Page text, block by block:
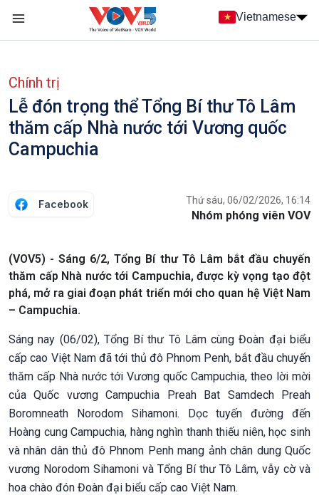
Nhảy đến nội dung
Vietnamese
Chính trị
Lễ đón trọng thể Tổng Bí thư Tô Lâm
thăm cấp Nhà nước tới Vương quốc
Campuchia
Facebook Thứ sáu, 06/02/2026, 16:14
Nhóm phóng viên VOV
(VOV5) - Sáng 6/2, Tổng Bí thư Tô Lâm bắt đầu chuyến
thăm cấp Nhà nước tới Campuchia, được kỳ vọng tạo đột
phá, mở ra giai đoạn phát triển mới cho quan hệ Việt Nam
– Campuchia.
Sáng nay (06/02), Tổng Bí thư Tô Lâm cùng Đoàn đại biểu
cấp cao Việt Nam đã tới thủ đô Phnom Penh, bắt đầu chuyến
thăm cấp Nhà nước tới Vương quốc Campuchia, theo lời mời
của Quốc vương Campuchia Preah Bat Samdech Preah
Boromneath Norodom Sihamoni. Dọc tuyến đường đến
Hoàng cung Campuchia, hàng nghìn thanh thiếu niên, học sinh
và nhân dân thủ đô Phnom Penh mang ảnh chân dung Quốc
vương Norodom Sihamoni và Tổng Bí thư Tô Lâm, vẫy cờ và
hoa chào đón Đoàn đại biểu cấp cao Việt Nam.